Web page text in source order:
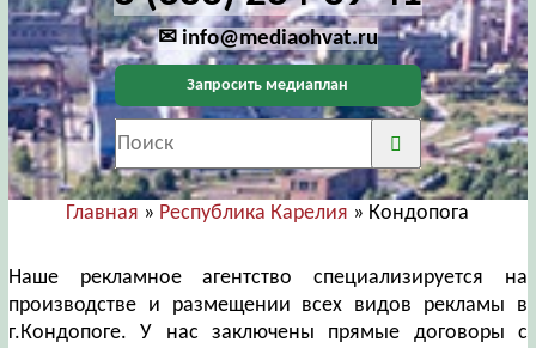
✉ info@mediaohvat.ru
Запросить медиаплан
Главная » Республика Карелия » Кондопога
Наше рекламное агентство специализируется на
производстве и размещении всех видов рекламы в
г.Кондопоге. У нас заключены прямые договоры с